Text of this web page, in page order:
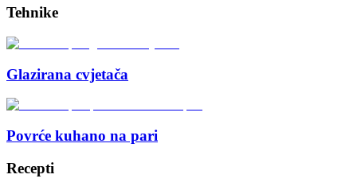
Tehnike
Glazirana cvjetača
Povrće kuhano na pari
Recepti